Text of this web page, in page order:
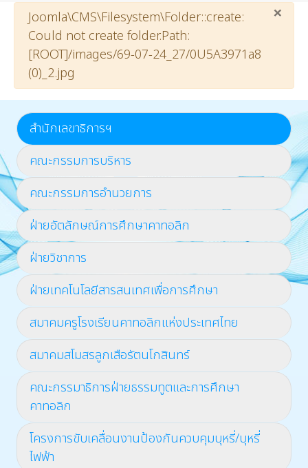
×
คำเตือน
Joomla\CMS\Filesystem\Folder::create:
Could not create folder.Path:
[ROOT]/images/69-07-24_27/0U5A3971a8
(0)_2.jpg
สำนักเลขาธิการฯ
คณะกรรมการบริหาร
คณะกรรมการอำนวยการ
ฝ่ายอัตลักษณ์การศึกษาคาทอลิก
ฝ่ายวิชาการ
ฝ่ายเทคโนโลยีสารสนเทศเพื่อการศึกษา
สมาคมครูโรงเรียนคาทอลิกแห่งประเทศไทย
สมาคมสโมสรลูกเสือรัตนโกสินทร์
คณะกรรมาธิการฝ่ายธรรมทูตและการศึกษา
คาทอลิก
โครงการขับเคลื่อนงานป้องกันควบคุมบุหรี่/บุหรี่
ไฟฟ้า